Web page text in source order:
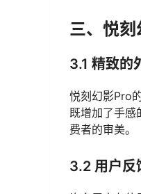
三、悦
3.1 精致的
悦刻幻影Pro
既增加了手感
费者的审美。
3.2 用户反